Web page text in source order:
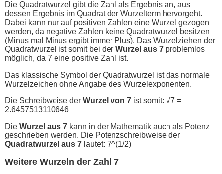
Die Quadratwurzel gibt die Zahl als Ergebnis an, aus
dessen Ergebnis im Quadrat der Wurzelterm hervorgeht.
Dabei kann nur auf positiven Zahlen eine Wurzel gezogen
werden, da negative Zahlen keine Quadratwurzel besitzen
(Minus mal Minus ergibt immer Plus). Das Wurzelziehen der
Quadratwurzel ist somit bei der Wurzel aus 7 problemlos
möglich, da 7 eine positive Zahl ist.
Das klassische Symbol der Quadratwurzel ist das normale
Wurzelzeichen ohne Angabe des Wurzelexponenten.
Die Schreibweise der Wurzel von 7 ist somit: √7 =
2.6457513110646
Die Wurzel aus 7 kann in der Mathematik auch als Potenz
geschrieben werden. Die Potenzschreibweise der
Quadratwurzel aus 7 lautet: 7^(1/2)
Weitere Wurzeln der Zahl 7